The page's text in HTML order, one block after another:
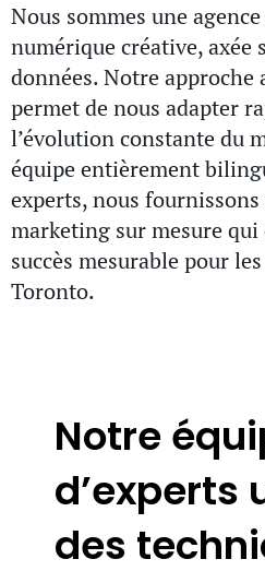
Nous sommes une
numérique créative, axée
données. Notre
permet de nous adapter
l’évolution constante du
équipe entièrement
experts, nous
marketing sur mesure
succès mesurable pour
Toronto.
Notre
d’experts
des